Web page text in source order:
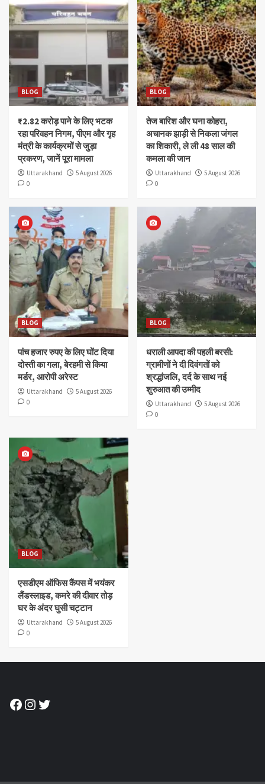
BLOG
₹2.82 करोड़ पाने के लिए भटक
रहा परिवहन निगम, पीएम और गृह
मंत्री के कार्यक्रमों से जुड़ा
प्रकरण, जानें पूरा मामला
Uttarakhand
5 August 2026
0
BLOG
तेज बारिश और घना कोहरा,
अचानक झाड़ी से निकला जंगल
का शिकारी, ले ली 48 साल की
कमला की जान
Uttarakhand
5 August 2026
0
BLOG
पांच हजार रुपए के लिए घोंट दिया
दोस्ती का गला, बेरहमी से किया
मर्डर, आरोपी अरेस्ट
Uttarakhand
5 August 2026
0
BLOG
धराली आपदा की पहली बरसी:
ग्रामीणों ने दी दिवंगतों को
श्रद्धांजलि, दर्द के साथ नई
शुरुआत की उम्मीद
Uttarakhand
5 August 2026
0
BLOG
एसडीएम ऑफिस कैंपस में भयंकर
लैंडस्लाइड, कमरे की दीवार तोड़
घर के अंदर घुसी चट्टान
Uttarakhand
5 August 2026
0
Facebook
Instagram
Twitter